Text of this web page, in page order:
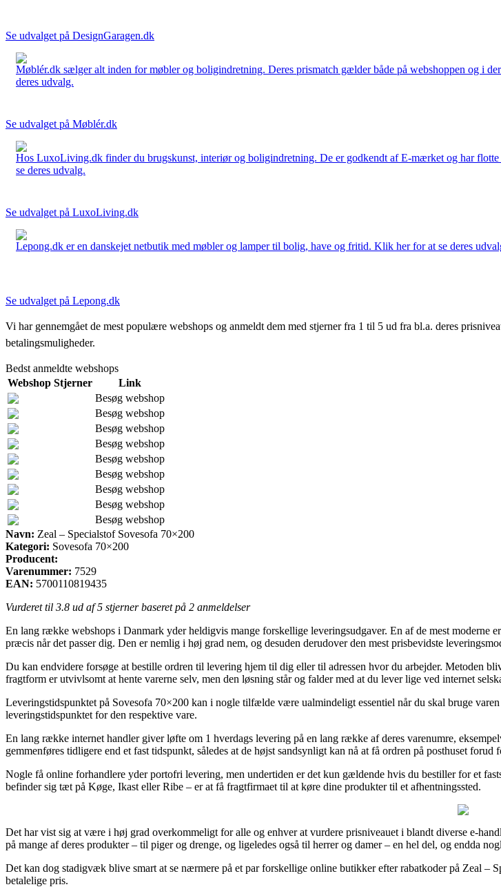
Se udvalget på DesignGaragen.dk
Møblér.dk sælger alt inden for møbler og boligindretning. Deres prismatch gælder både på webshoppen og i
deres udvalg.
Se udvalget på Møblér.dk
Hos LuxoLiving.dk finder du brugskunst, interiør og boligindretning. De er godkendt af E-mærket og har
se deres udvalg.
Se udvalget på LuxoLiving.dk
Lepong.dk er en danskejet netbutik med møbler og lamper til bolig, have og fritid. Klik her for at se deres
Se udvalget på Lepong.dk
Vi har gennemgået de mest populære webshops og anmeldt dem med stjerner fra 1 til 5 ud fra bl.a. deres
betalingsmuligheder.
Bedst anmeldte webshops
Webshop Stjerner
Link
Besøg webshop
Besøg webshop
Besøg webshop
Besøg webshop
Besøg webshop
Besøg webshop
Besøg webshop
Besøg webshop
Besøg webshop
Navn: Zeal – Specialstof Sovesofa 70×200
Kategori: Sovesofa 70×200
Producent:
Varenummer: 7529
EAN: 5700110819435
Vurderet til 3.8 ud af 5 stjerner baseret på 2 anmeldelser
En lang række webshops i Danmark yder heldigvis mange forskellige leveringsudgaver. En af de mest moderne
præcis når det passer dig. Den er nemlig i høj grad nem, og desuden derudover den mest prisbevidste
Du kan endvidere forsøge at bestille ordren til levering hjem til dig eller til adressen hvor du arbejder. Metoden
fragtform er utvivlsomt at hente varerne selv, men den løsning står og falder med at du lever lige ved internet
Leveringstidspunktet på Sovesofa 70×200 kan i nogle tilfælde være ualmindeligt essentiel når du skal bruge
leveringstidspunktet for den respektive vare.
En lang række internet handler giver løfte om 1 hverdags levering på en lang række af deres varenumre,
gemmenføres tidligere end et fast tidspunkt, således at de højst sandsynligt kan nå at få ordren på posthuset forud
Nogle få online forhandlere yder portofri levering, men undertiden er det kun gældende hvis du bestiller for et
befinder sig tæt på Køge, Ikast eller Ribe – er at få fragtfirmaet til at køre dine produkter til et afhentningssted.
Det har vist sig at være i høj grad overkommeligt for alle og enhver at vurdere prisniveauet i blandt diverse e-
på mange af deres produkter – til piger og drenge, og ligeledes også til herrer og damer – en hel del, og endda
Det kan dog stadigvæk blive smart at se nærmere på et par forskellige online butikker efter rabatkoder på Zeal –
betalelige pris.